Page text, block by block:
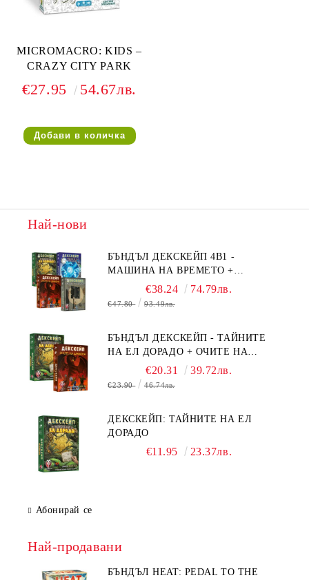
MICROMACRO: KIDS –
CRAZY CITY PARK
€27.95 54.67лв.
Най-нови
БЪНДЪЛ ДЕКСКЕЙП 4В1 -
МАШИНА НА ВРЕМЕТО +
БЯГСТВО ОТ АЛКАТРАЗ +
ТАЙНИТЕ НА ЕЛ ДОРАДО +
€38.24 74.79лв.
€47.80 93.49лв.
БЪНДЪЛ ДЕКСКЕЙП - ТАЙНИТЕ
НА ЕЛ ДОРАДО + ОЧИТЕ НА
ДРАКОНА€20.31 39.72лв.
€23.90 46.74лв.
ДЕКСКЕЙП: ТАЙНИТЕ НА ЕЛ
ДОРАДО
€11.95 23.37лв.
Абонирай се
Най-продавани
БЪНДЪЛ HEAT: PEDAL TO THE